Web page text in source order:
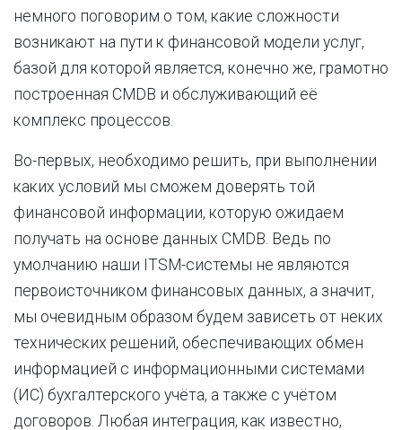
немного поговорим о том, какие сложности
возникают на пути к финансовой модели услуг,
базой для которой является, конечно же, грамотно
построенная CMDB и обслуживающий её
комплекс процессов.
Во-первых, необходимо решить, при выполнении
каких условий мы сможем доверять той
финансовой информации, которую ожидаем
получать на основе данных CMDB. Ведь по
умолчанию наши ITSM-системы не являются
первоисточником финансовых данных, а значит,
мы очевидным образом будем зависеть от неких
технических решений, обеспечивающих обмен
информацией с информационными системами
(ИС) бухгалтерского учёта, а также с учётом
договоров. Любая интеграция, как известно,